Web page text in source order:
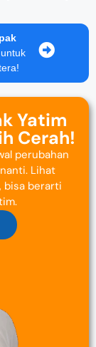
Yatim
Cerah!
perubahan
Lihat
bisa berarti